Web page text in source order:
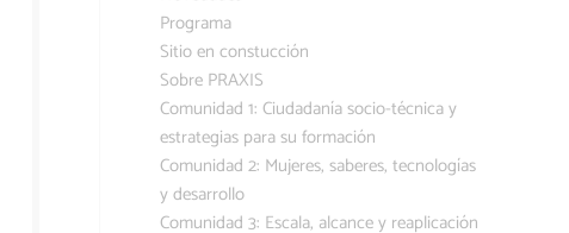
Programa
Sitio en constucción
Sobre PRAXIS
Comunidad 1: Ciudadanía socio-técnica y
estrategias para su formación
Comunidad 2: Mujeres, saberes, tecnologías
y desarrollo
Comunidad 3: Escala, alcance y reaplicación